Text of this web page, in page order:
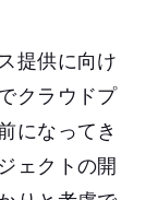
提供に向け
クラウドプ
になってき
ェクトの開